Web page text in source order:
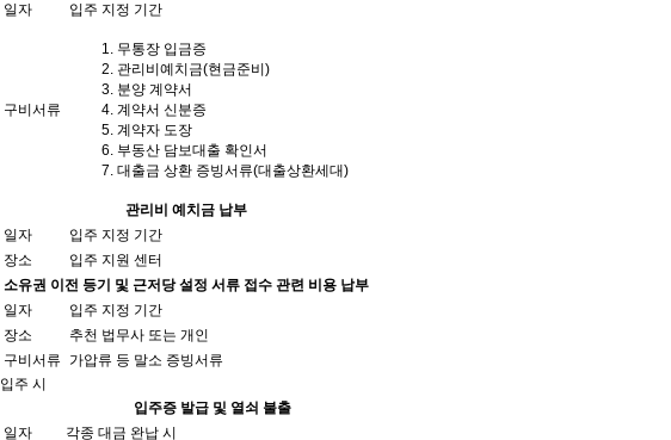
일자
입주 지정 기간
구비서류
무통장 입금증
관리비예치금(현금준비)
분양 계약서
계약서 신분증
계약자 도장
부동산 담보대출 확인서
대출금 상환 증빙서류(대출상환세대)
관리비 예치금 납부
일자
입주 지정 기간
장소
입주 지원 센터
소유권 이전 등기 및 근저당 설정 서류 접수 관련 비용 납부
일자
입주 지정 기간
장소
추천 법무사 또는 개인
구비서류
가압류 등 말소 증빙서류
입주 시
입주증 발급 및 열쇠 불출
일자
각종 대금 완납 시